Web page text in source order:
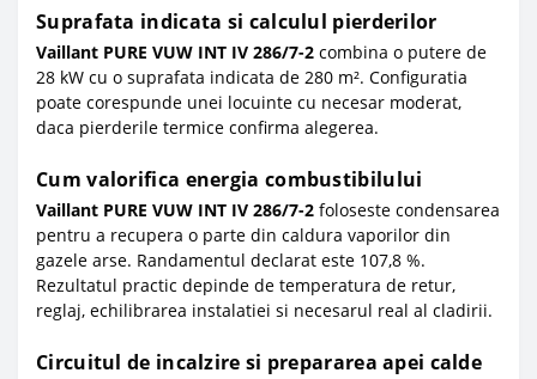
Suprafata indicata si calculul pierderilor
Vaillant PURE VUW INT IV 286/7-2 combina o putere de
28 kW cu o suprafata indicata de 280 m². Configuratia
poate corespunde unei locuinte cu necesar moderat,
daca pierderile termice confirma alegerea.
Cum valorifica energia combustibilului
Vaillant PURE VUW INT IV 286/7-2 foloseste condensarea
pentru a recupera o parte din caldura vaporilor din
gazele arse. Randamentul declarat este 107,8 %.
Rezultatul practic depinde de temperatura de retur,
reglaj, echilibrarea instalatiei si necesarul real al cladirii.
Circuitul de incalzire si prepararea apei calde